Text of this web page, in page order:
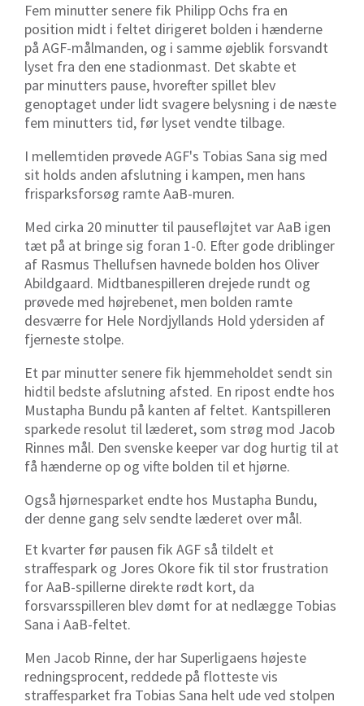
Fem minutter senere fik Philipp Ochs fra en
position midt i feltet dirigeret bolden i hænderne
på AGF-målmanden, og i samme øjeblik forsvandt
lyset fra den ene stadionmast. Det skabte et
par minutters pause, hvorefter spillet blev
genoptaget under lidt svagere belysning i de næste
fem minutters tid, før lyset vendte tilbage.
I mellemtiden prøvede AGF's Tobias Sana sig med
sit holds anden afslutning i kampen, men hans
frisparksforsøg ramte AaB-muren.
Med cirka 20 minutter til pausefløjtet var AaB igen
tæt på at bringe sig foran 1-0. Efter gode driblinger
af Rasmus Thellufsen havnede bolden hos Oliver
Abildgaard. Midtbanespilleren drejede rundt og
prøvede med højrebenet, men bolden ramte
desværre for Hele Nordjyllands Hold ydersiden af
fjerneste stolpe.
Et par minutter senere fik hjemmeholdet sendt sin
hidtil bedste afslutning afsted. En ripost endte hos
Mustapha Bundu på kanten af feltet. Kantspilleren
sparkede resolut til læderet, som strøg mod Jacob
Rinnes mål. Den svenske keeper var dog hurtig til at
få hænderne op og vifte bolden til et hjørne.
Også hjørnesparket endte hos Mustapha Bundu,
der denne gang selv sendte læderet over mål.
Et kvarter før pausen fik AGF så tildelt et
straffespark og Jores Okore fik til stor frustration
for AaB-spillerne direkte rødt kort, da
forsvarsspilleren blev dømt for at nedlægge Tobias
Sana i AaB-feltet.
Men Jacob Rinne, der har Superligaens højeste
redningsprocent, reddede på flotteste vis
straffesparket fra Tobias Sana helt ude ved stolpen